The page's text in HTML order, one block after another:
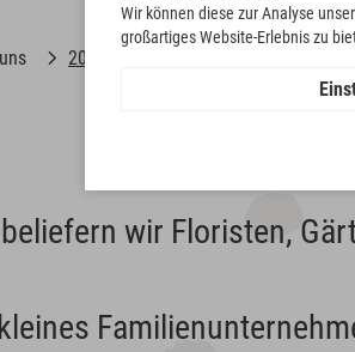
2010/2013
wir Floristen,
Wir können diese zur Analyse
großartiges Website-Erlebnis zu